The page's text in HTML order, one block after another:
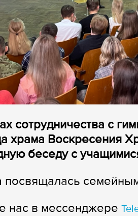
сотрудничества с
храма Воскресения
беседу с
посвящалась
нас в мессенджере